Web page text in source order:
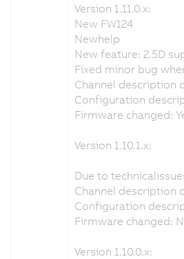
Version 1.11.0.x:
New FW124
Newhelp
New feature: 2.5D
Fixed minor bug
Channel description
Configuration
Firmware changed:
Version 1.10.1.x:
Due to
Channel description
Configuration
Firmware changed:
Version 1.10.0.x: